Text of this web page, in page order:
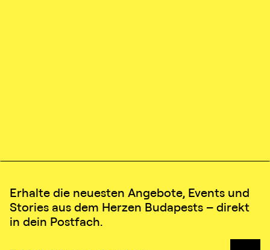
Erhalte die neuesten Angebote, Events und
Stories aus dem Herzen Budapests – direkt
in dein Postfach.